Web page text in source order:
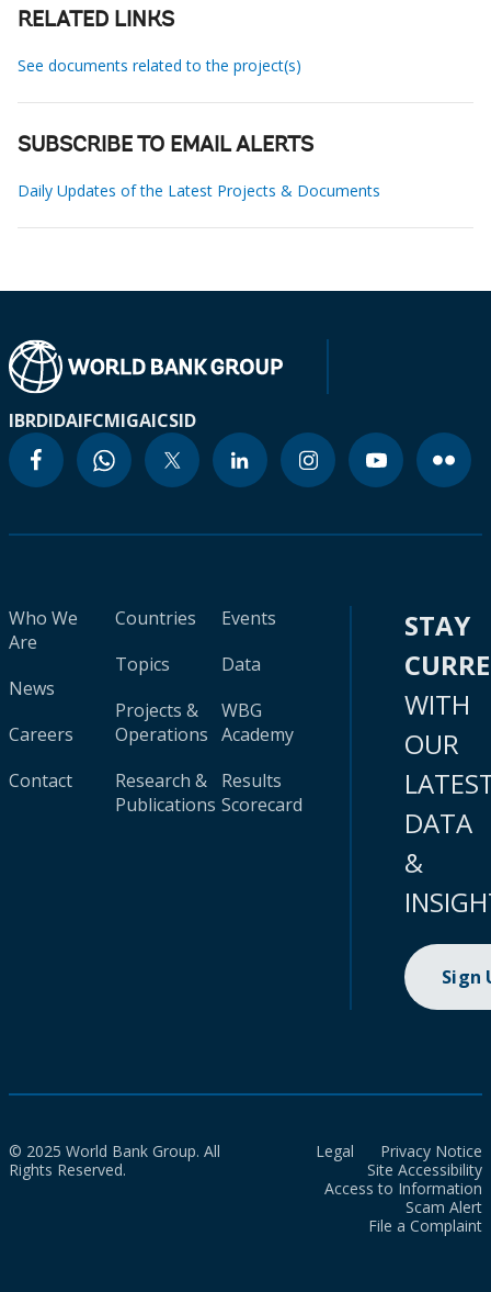
RELATED LINKS
See documents related to the project(s)
SUBSCRIBE TO EMAIL ALERTS
Daily Updates of the Latest Projects & Documents
IBRDIDAIFCMIGAICSID
Who We
Are
News
Careers
Contact
Countries
Topics
Projects &
Operations
Research &
Publications
Events
Data
WBG
Academy
Results
Scorecard
STAY
WITH
OUR
DATA
&
Sign
© 2025 World Bank Group. All
Rights Reserved.
Legal
Privacy Notice
Site Accessibility
Access to Information
Scam Alert
File a Complaint